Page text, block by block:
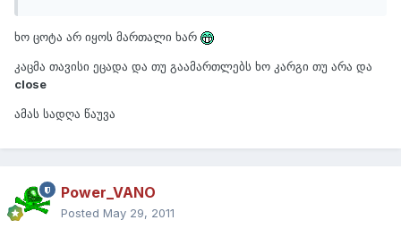
ხო ცოტა არ იყოს მართალი ხარ
კაცმა თავისი ეცადა და თუ გაამართლებს ხო კარგი თუ არა და
close
ამას სადღა წაუვა
Power_VANO
Posted May 29, 2011